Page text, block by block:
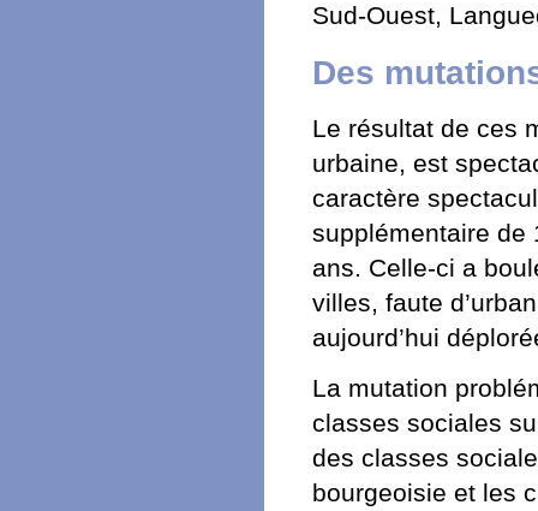
Sud-Ouest,
Des
Le résultat de ces
urbaine, est
caractère
supplémentaire de
ans. Celle-ci a
villes, faute
aujourd’hui
La mutation
classes sociales
des classes
bourgeoisie et les